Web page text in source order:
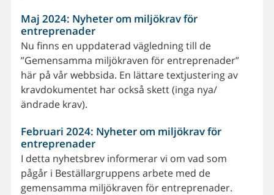
Maj 2024: Nyheter om miljökrav för
entreprenader
Nu finns en uppdaterad vägledning till de
”Gemensamma miljökraven för entreprenader”
här på vår webbsida. En lättare textjustering av
kravdokumentet har också skett (inga nya/
ändrade krav).
Februari 2024: Nyheter om miljökrav för
entreprenader
I detta nyhetsbrev informerar vi om vad som
pågår i Beställargruppens arbete med de
gemensamma miljökraven för entreprenader.